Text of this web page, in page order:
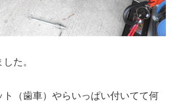
た。
ト（歯車）やらいっぱい付いてて何